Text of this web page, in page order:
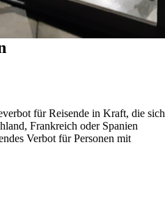
für Reisende in Kraft, die sich
Frankreich oder Spanien
Verbot für Personen mit